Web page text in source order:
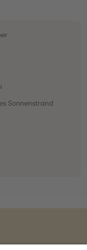
Sonnenstrand